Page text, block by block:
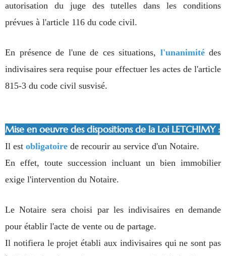
autorisation du juge des tutelles dans les conditions
prévues à l'article 116 du code civil.
En présence de l'une de ces situations, l'unanimité des
indivisaires sera requise pour effectuer les actes de l'article
815-3 du code civil susvisé.
Mise en oeuvre des dispositions de la Loi LETCHIMY :
Il est obligatoire de recourir au service d'un Notaire.
En effet, toute succession incluant un bien immobilier
exige l'intervention du Notaire.
Le Notaire sera choisi par les indivisaires en demande
pour établir l'acte de vente ou de partage.
Il notifiera le projet établi aux indivisaires qui ne sont pas